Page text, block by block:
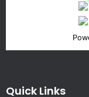
Quick Links